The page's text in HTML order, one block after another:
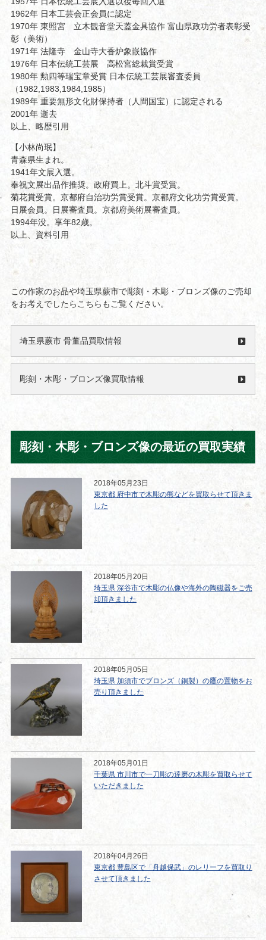
1962年 日本工芸会正会員に認定
1970年 東照宮 立木観音堂天蓋金具協作 富山県政功労者表彰受
彰（美術）
1971年 法隆寺 金山寺大香炉象嵌協作
1976年 日本伝統工芸展 高松宮総裁賞受賞
1980年 勲四等瑞宝章受賞 日本伝統工芸展審査委員
（1982,1983,1984,1985）
1989年 重要無形文化財保持者（人間国宝）に認定される
2001年 逝去
以上、略歴引用
【小林尚珉】
青森県生まれ。
1941年文展入選。
奉祝文展出品作推奨。政府買上。北斗賞受賞。
菊花賞受賞。京都府自治功労賞受賞。京都府文化功労賞受賞。
日展会員。日展審査員。京都府美術展審査員。
1994年没。享年82歳。
以上、資料引用
この作家のお品や埼玉県蕨市で彫刻・木彫・ブロンズ像のご売却
をお考えでしたらこちらもご覧ください。
埼玉県蕨市 骨董品買取情報
彫刻・木彫・ブロンズ像買取情報
彫刻・木彫・ブロンズ像の最近の買取実績
2018年05月23日
東京都 府中市で木彫の熊などを買取らせて頂きま
した
2018年05月20日
埼玉県 深谷市で木彫の仏像や海外の陶磁器をご売
却頂きました
2018年05月05日
埼玉県 加須市でブロンズ（銅製）の鷹の置物をお
売り頂きました
2018年05月01日
千葉県 市川市で一刀彫の達磨の木彫を買取らせて
いただきました
2018年04月26日
東京都 豊島区で「舟越保武」のレリーフを買取り
させて頂きました